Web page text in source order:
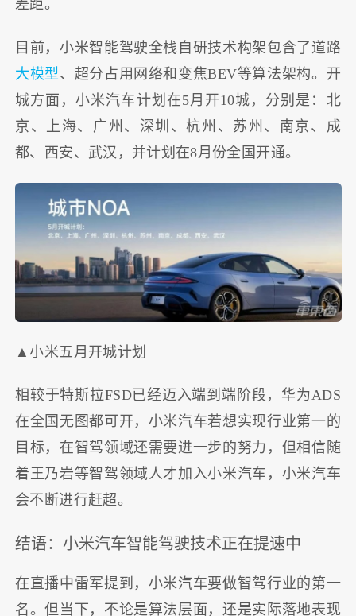
差距。
目前，小米智能驾驶全栈自研技术构架包含了道路
大模型 、超分占用网络和变焦BEV等算法架构。开
城方面，小米汽车计划在5月开10城，分别是：北
京、上海、广州、深圳、杭州、苏州、南京、成
都、西安、武汉，并计划在8月份全国开通。
▲小米五月开城计划
相较于特斯拉FSD已经迈入端到端阶段，华为ADS
在全国无图都可开，小米汽车若想实现行业第一的
目标，在智驾领域还需要进一步的努力，但相信随
着王乃岩等智驾领域人才加入小米汽车，小米汽车
会不断进行赶超。
结语：小米汽车智能驾驶技术正在提速中
在直播中雷军提到，小米汽车要做智驾行业的第一
名。但当下，不论是算法层面，还是实际落地表现